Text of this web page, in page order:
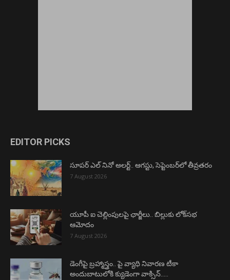
EDITOR PICKS
సూపర్ ఎల్ నినో అలర్ట్.. ఆగస్టు, సెప్టెంబర్‌లో తీవ్రతరం
7 August 2026
యూపీ ఐ చెల్లింపులపై ఛార్జీలు.. బిల్లుకు లోక్‌సభ
ఆమోదం
7 August 2026
డెంగీపై బ్రహ్మాస్త్రం.. పై వ్యాధి నివారణ టీకా
అందుబాటులోకి క్యుడెంగా వాక్సిన్…..